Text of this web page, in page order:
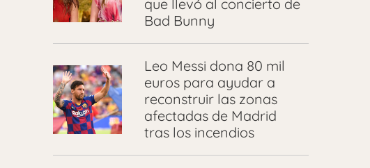
que llevó al concierto de
Bad Bunny
Leo Messi dona 80 mil
euros para ayudar a
reconstruir las zonas
afectadas de Madrid
tras los incendios